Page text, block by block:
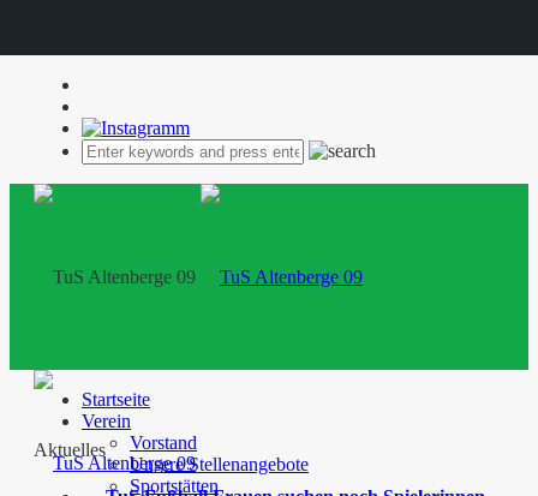
Startseite
Verein
Vorstand
Unsere Stellenangebote
Sportstätten
Aktuelles